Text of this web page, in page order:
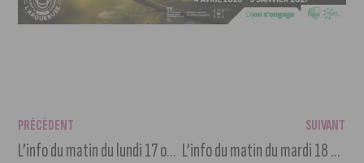
PRÉCÉDENT
L’info du matin du lundi 17 octobre 2022
SUIVANT
L’info du matin du mardi 18 octobre 2022